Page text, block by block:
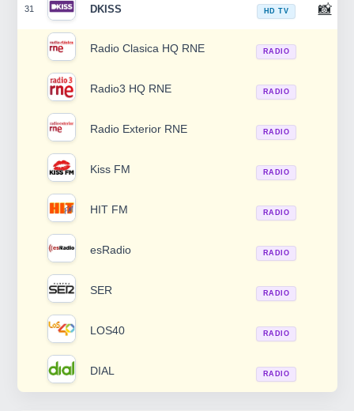
31 DKISS HD TV 📸
Radio Clasica HQ RNE RADIO
Radio3 HQ RNE RADIO
Radio Exterior RNE RADIO
Kiss FM RADIO
HIT FM RADIO
esRadio RADIO
SER RADIO
LOS40 RADIO
DIAL RADIO